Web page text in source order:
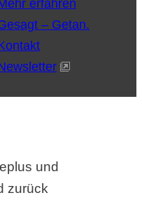
erfahren
– Getan.
und
zurück